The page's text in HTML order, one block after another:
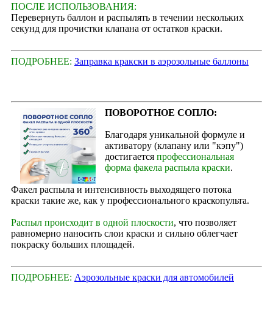
ПОСЛЕ ИСПОЛЬЗОВАНИЯ:
Перевернуть баллон и распылять в течении нескольких
секунд для прочистки клапана от остатков краски.
ПОДРОБНЕЕ: Заправка кракски в аэрозольные баллоны
ПОВОРОТНОЕ СОПЛО:
Благодаря уникальной формуле и
активатору (клапану или "кэпу")
достигается профессиональная
форма факела распыла краски.
Факел распыла и интенсивность выходящего потока
краски такие же, как у профессионального краскопульта.
Распыл происходит в одной плоскости, что позволяет
равномерно наносить слои краски и сильно облегчает
покраску больших площадей.
ПОДРОБНЕЕ: Аэрозольные краски для автомобилей